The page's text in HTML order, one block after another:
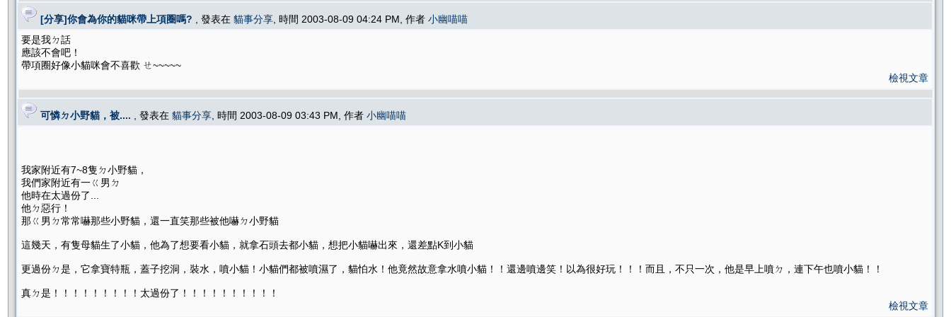
[分享]你會為你的貓咪帶上項圈嗎? , 發表在 貓事分享 , 時間 2003-08-09 04:24 PM, 作者 小幽喵喵
要是我ㄉ話
應該不會吧！
帶項圈好像小貓咪會不喜歡 ㄝ~~~~~
檢視文章
可憐ㄉ小野貓，被.... , 發表在 貓事分享 , 時間 2003-08-09 03:43 PM, 作者 小幽喵喵
我家附近有7~8隻ㄉ小野貓，
我們家附近有一ㄍ男ㄉ
他時在太過份了...
他ㄉ惡行！
那ㄍ男ㄉ常常嚇那些小野貓，還一直笑那些被他嚇ㄉ小野貓
這幾天，有隻母貓生了小貓，他為了想要看小貓，就拿石頭去都小貓，想把小貓嚇出來，還差點K到小貓
更過份ㄉ是，它拿寶特瓶，蓋子挖洞，裝水，噴小貓！小貓們都被噴濕了，貓怕水！他竟然故意拿水噴小貓！！還邊噴邊笑！以為很好玩！！！而且，不只一次，他是早上噴ㄉ，連下午也噴小貓！！
真ㄉ是！！！！！！！！！太過份了！！！！！！！！！！
檢視文章